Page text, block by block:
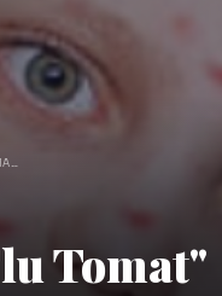
Tomat"